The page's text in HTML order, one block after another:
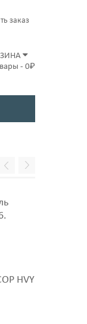
заказ
- 0₽
HVY